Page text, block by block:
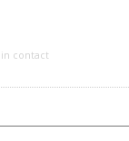
contact